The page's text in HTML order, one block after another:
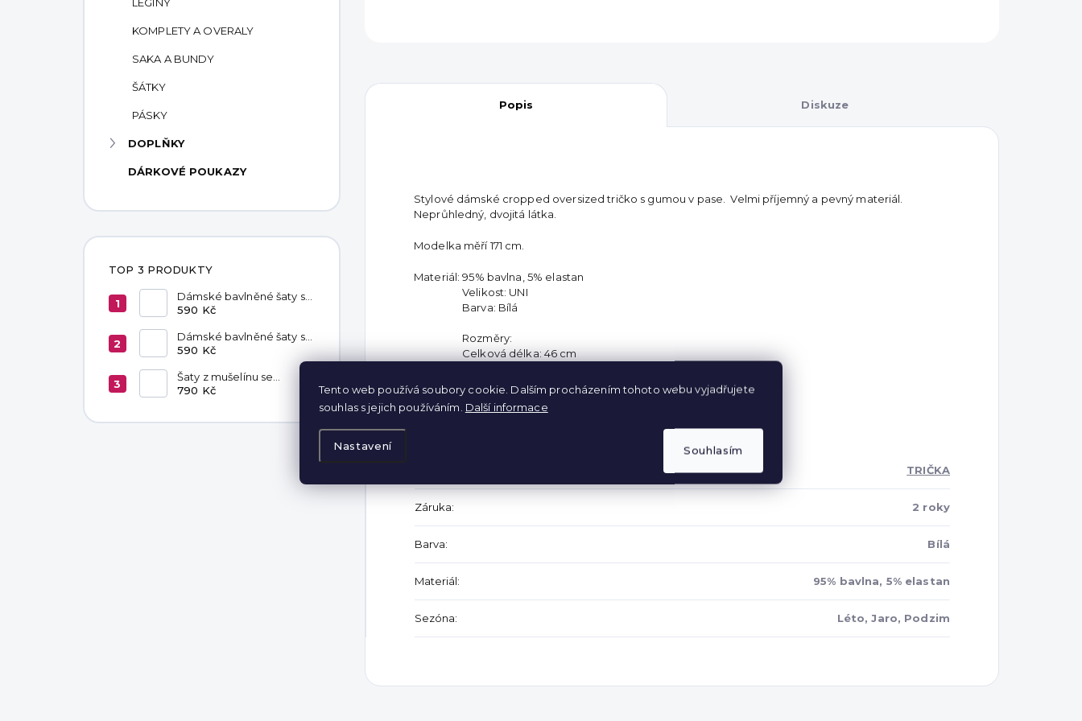
Tento web používá soubory cookie. Dalším procházením tohoto webu vyjadřujete
souhlas s jejich používáním. Další informace
Nastavení Souhlasím
KOMPLETY A OVERALY
SAKA A BUNDY
ŠÁTKY
PÁSKY
DOPLŇKY
DÁRKOVÉ POUKAZY
TOP 3 PRODUKTY
Dámské bavlněné šaty s
kapsami Red
590 Kč
Dámské bavlněné šaty s
kapsami Chocolate
590 Kč
Šaty z mušelínu se
zavazováním v pase
790 Kč
Popis Diskuze
Stylové dámské cropped oversized tričko s gumou v pase. Velmi příjemný a pevný materiál.
Neprůhledný, dvojitá látka.
Modelka měří 171 cm.
Materiál: 95% bavlna, 5% elastan
Velikost: UNI
Barva: Bílá
Rozměry:
Celková délka: 46 cm
TRIČKA
Záruka: 2 roky
Barva: Bílá
Materiál: 95% bavlna, 5% elastan
Sezóna: Léto, Jaro, Podzim